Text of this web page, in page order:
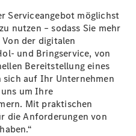
Serviceangebot möglichst
nutzen – sodass Sie mehr
der digitalen
und Bringservice, von
Bereitstellung eines
sich auf Ihr Unternehmen
um Ihre
Mit praktischen
die Anforderungen von